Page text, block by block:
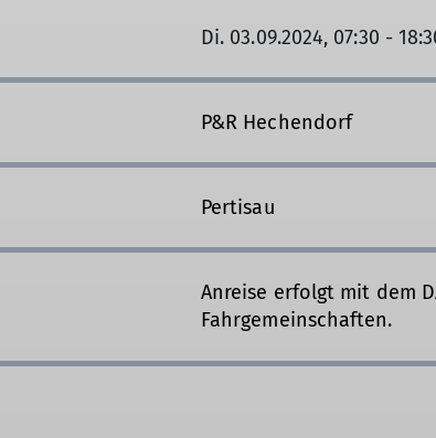
Di. 03.09.2024, 07:30 -
P&R Hechendorf
Pertisau
Anreise erfolgt mit dem
Fahrgemeinschaften.